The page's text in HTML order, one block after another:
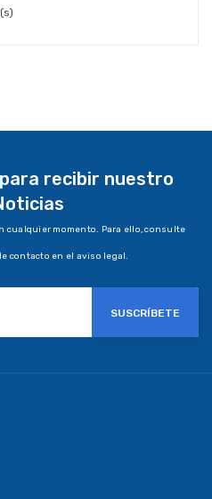
recibir nuestro
cualquier momento. Para ello, consulte
contacto en el aviso legal.
SUSCRÍBETE